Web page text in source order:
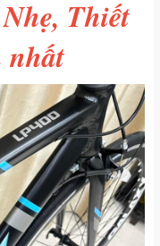
Thiết
nhất